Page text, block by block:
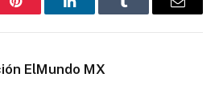
Pinterest LinkedInTumblr
Correo
ElMundo MX